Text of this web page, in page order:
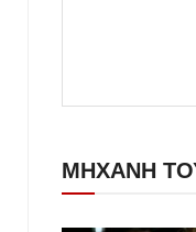
ΜΗΧΑΝΗ